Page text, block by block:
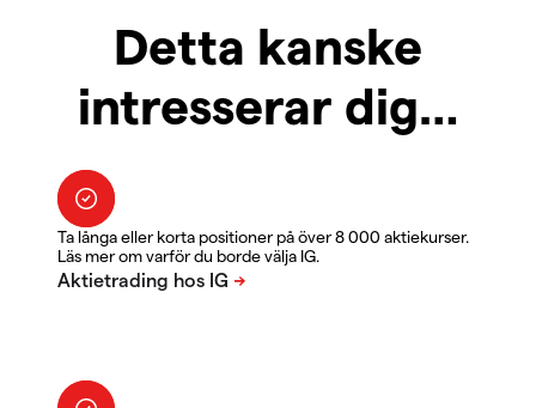
Detta kanske
intresserar dig…
Ta långa eller korta positioner på över 8 000 aktiekurser.
Läs mer om varför du borde välja IG.